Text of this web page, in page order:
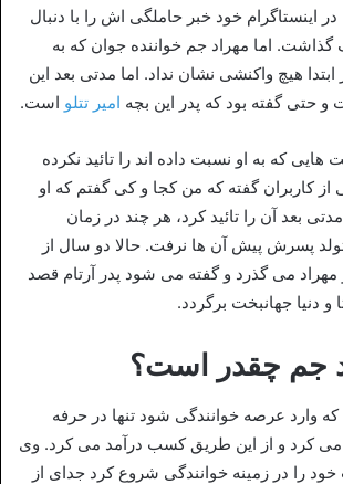
اینستاگرام خود خبر حاملگی اش را با دنبال
گذاشت. اما مهراد جم خواننده جوان که به
ابتدا هیچ واکنشی نشان نداد. اما مدتی بعد این
و حتی گفته بود که پدر این بچه امیر تتلو است.
هایی که به او نسبت داده اند را تائید نکرده
کاربران گفته که من کجا و کی گفتم که او
بعد آن را تائید کرد، هر چند در زمان
پسرش پیش آن ها نرفت. حالا دو سال از
و مهراد می گذرد و گفته می شود پدر آرتام قصد
دنیا جهانبخت برگردد.
جم چقدر است؟
که وارد عرصه خوانندگی شود تنها در حرفه
کرد و از این طریق کسب درآمد می کرد. وی
خود را در زمینه خوانندگی شروع کرد جدای از